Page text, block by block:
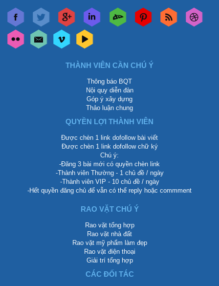
THÀNH VIÊN CẦN CHÚ Ý
Thông báo BQT
Nội quy diễn đàn
Góp ý xây dựng
Thảo luận chung
QUYỀN LỢI THÀNH VIÊN
Được chèn 1 link dofollow bài viết
Được chèn 1 link dofollow chữ ký
Chú ý:
-Đăng 3 bài mới có quyền chèn link
-Thành viên Thường - 1 chủ đề / ngày
-Thành viên VIP - 10 chủ đề / ngày
-Hết quyền đăng chủ để vẫn có thể reply hoặc commment
RAO VẶT CHÚ Ý
Rao vặt tổng hợp
Rao vặt nhà đất
Rao vặt mỹ phẩm làm đẹp
Rao vặt điện thoại
Giải trí tổng hợp
CÁC ĐỐI TÁC